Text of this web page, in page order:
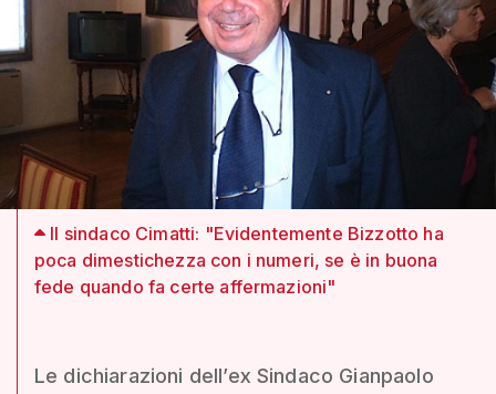
Il sindaco Cimatti: "Evidentemente Bizzotto ha
poca dimestichezza con i numeri, se è in buona
fede quando fa certe affermazioni"
Le dichiarazioni dell’ex Sindaco Gianpaolo